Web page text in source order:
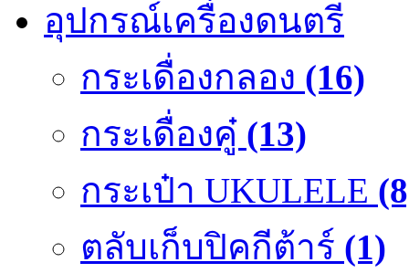
อุปกรณ์เครื่องดนตรี
กระเดื่องกลอง (16)
กระเดื่องคู๋ (13)
กระเป๋า UKULELE
ตลับเก็บปิคกีต้าร์ (1)